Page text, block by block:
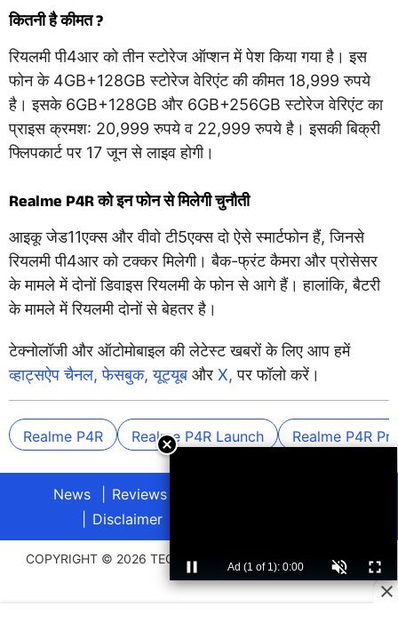
कितनी है कीमत ?
रियलमी पी4आर को तीन स्टोरेज ऑप्शन में पेश किया गया है। इस
फोन के 4GB+128GB स्टोरेज वेरिएंट की कीमत 18,999 रुपये
है। इसके 6GB+128GB और 6GB+256GB स्टोरेज वेरिएंट का
प्राइस क्रमश: 20,999 रुपये व 22,999 रुपये है। इसकी बिक्री
फ्लिपकार्ट पर 17 जून से लाइव होगी।
Realme P4R को इन फोन से मिलेगी चुनौती
आइकू जेड11एक्स और वीवो टी5एक्स दो ऐसे स्मार्टफोन हैं, जिनसे
रियलमी पी4आर को टक्कर मिलेगी। बैक-फ्रंट कैमरा और प्रोसेसर
के मामले में दोनों डिवाइस रियलमी के फोन से आगे हैं। हालांकि, बैटरी
के मामले में रियलमी दोनों से बेहतर है।
टेक्नोलॉजी और ऑटोमोबाइल की लेटेस्ट खबरों के लिए आप हमें
व्हाट्सऐप चैनल, फेसबुक, यूट्यूब और X, पर फॉलो करें।
Realme P4R Realme P4R Launch Realme P4R
News Reviews
Disclaimer
COPYRIGHT © 2026 TECHLUSIVE. ALL RIGHTS RESERVED.